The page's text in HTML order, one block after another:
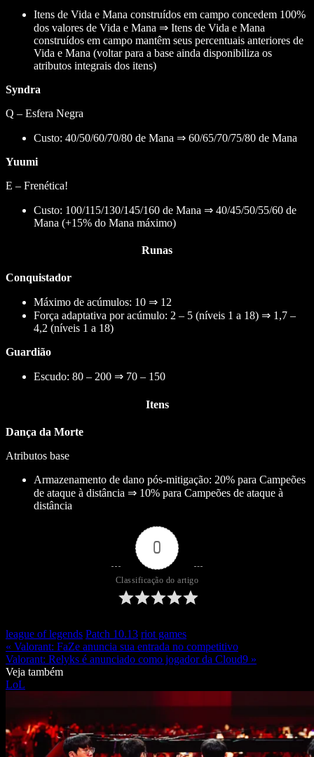
Itens de Vida e Mana construídos em campo concedem 100%
dos valores de Vida e Mana ⇒ Itens de Vida e Mana
construídos em campo mantêm seus percentuais anteriores de
Vida e Mana (voltar para a base ainda disponibiliza os
atributos integrais dos itens)
Syndra
Q – Esfera Negra
Custo: 40/50/60/70/80 de Mana ⇒ 60/65/70/75/80 de Mana
Yuumi
E – Frenética!
Custo: 100/115/130/145/160 de Mana ⇒ 40/45/50/55/60 de
Mana (+15% do Mana máximo)
Runas
Conquistador
Máximo de acúmulos: 10 ⇒ 12
Força adaptativa por acúmulo: 2 – 5 (níveis 1 a 18) ⇒ 1,7 –
4,2 (níveis 1 a 18)
Guardião
Escudo: 80 – 200 ⇒ 70 – 150
Itens
Dança da Morte
Atributos base
Armazenamento de dano pós-mitigação: 20% para Campeões
de ataque à distância ⇒ 10% para Campeões de ataque à
distância
0
Classificação do artigo
league of legends Patch 10.13 riot games
« Valorant: FaZe anuncia sua entrada no competitivo
Valorant: Relyks é anunciado como jogador da Cloud9 »
Veja também
LoL